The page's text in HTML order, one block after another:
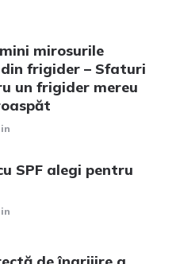
mirosurile
frigider – Sfaturi
un frigider mereu
SPF alegi pentru